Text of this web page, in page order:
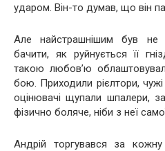
ударом. Він-то думав, що він
Але найстрашнішим був не
бачити, як руйнується її
такою любов’ю
бою. Приходили рієлтори,
оцінювачі щупали шпалери,
фізично боляче, ніби з неї
Андрій торгувався за кожну